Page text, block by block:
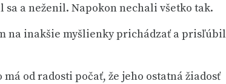
a neženil. Napokon nechali všetko tak.
na inakšie myšlienky prichádzať a prisľúbil
od radosti počať, že jeho ostatná žiadosť